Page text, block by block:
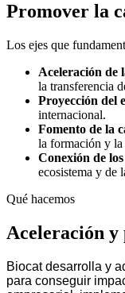
Promover la
Los ejes que
Aceleración de
la transferencia
Proyección del
internacional.
Fomento de la
la formación y la
Conexión de los
ecosistema y de
Qué hacemos
Aceleración y
Biocat desarrolla y
para conseguir